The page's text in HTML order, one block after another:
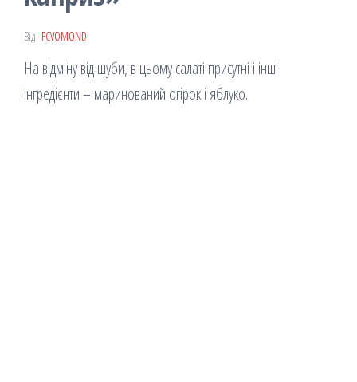
Від FCVOMOND
На відміну від шуби, в цьому салаті присутні і інші
інгредієнти – маринований огірок і яблуко.